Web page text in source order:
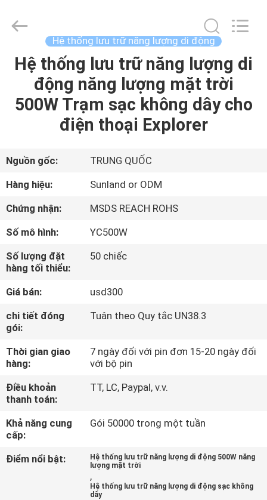
TRANG
PHẨM
VIDEO
VỀ
CHÚNG
TÔI
THAM
QUAN
NHÀ
MÁY
KIỂM
SOÁT
CHẤT
Guang
Energy
Technology
Reserved.
Hệ thống lưu trữ năng lượng di động
Hệ thống lưu trữ năng lượng di
động năng lượng mặt trời
500W Trạm sạc không dây cho
điện thoại Explorer
Nguồn gốc:
TRUNG QUỐC
Hàng hiệu:
Sunland or ODM
Chứng nhận:
MSDS REACH ROHS
Số mô hình:
YC500W
Số lượng đặt
hàng tối thiểu:
50 chiếc
Giá bán:
usd300
chi tiết đóng
gói:
Tuân theo Quy tắc UN38.3
Thời gian giao
hàng:
7 ngày đối với pin đơn 15-20 ngày đối
với bộ pin
Điều khoản
thanh toán:
TT, LC, Paypal, v.v.
Khả năng cung
cấp:
Gói 50000 trong một tuần
Điểm nổi bật:
Hệ thống lưu trữ năng lượng di động 500W năng
lượng mặt trời
,
Hệ thống lưu trữ năng lượng di động sạc không
dây